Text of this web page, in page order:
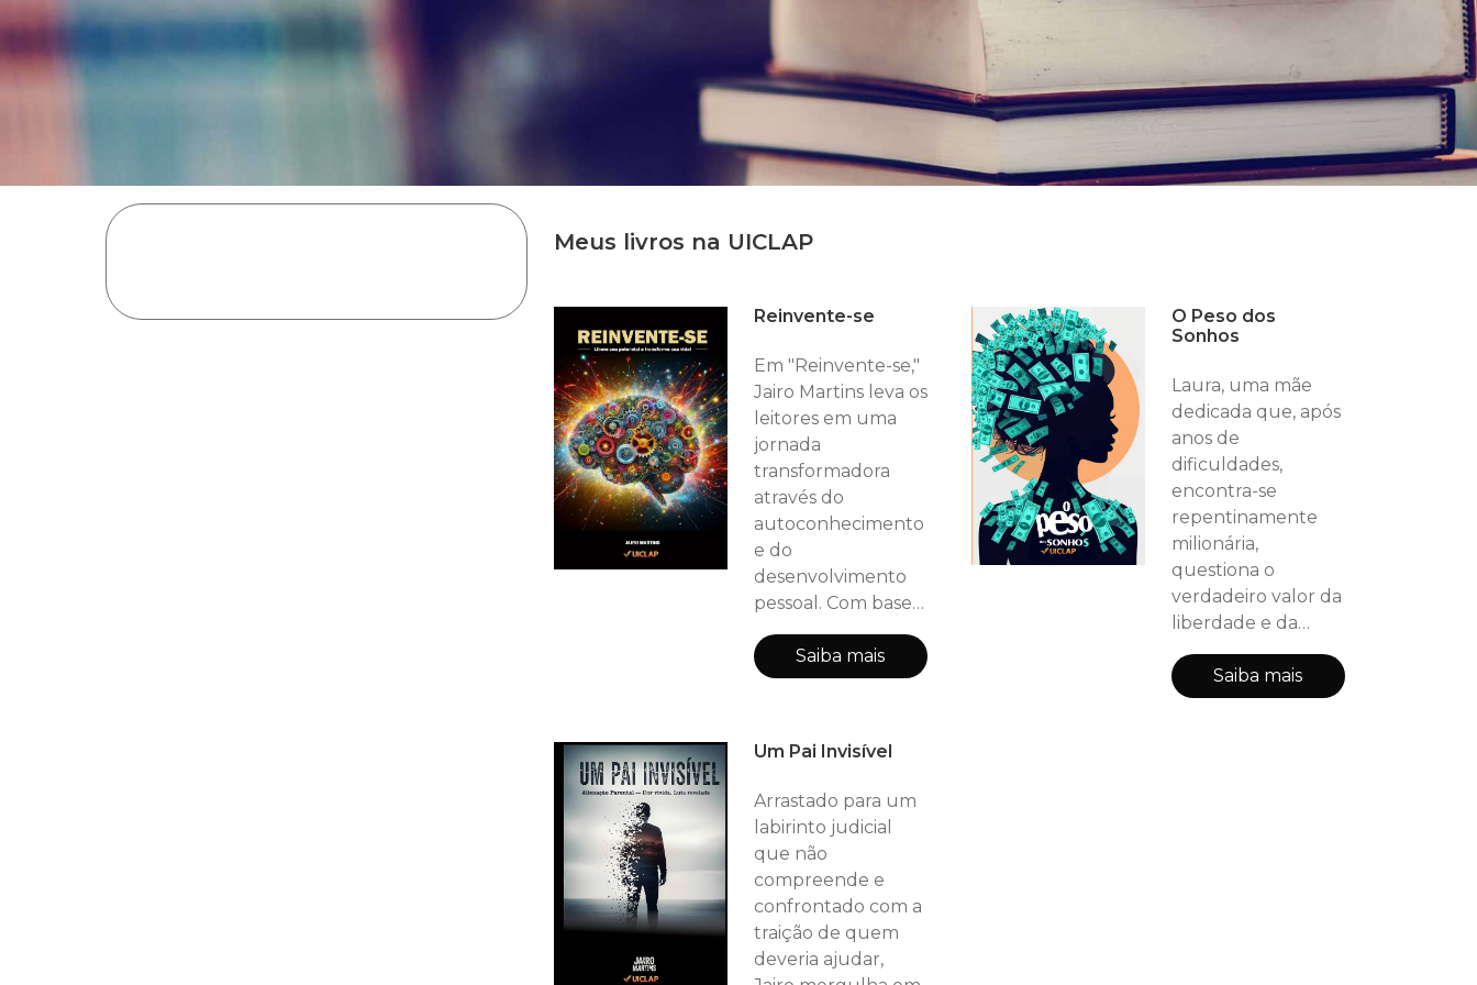
Meus livros na UICLAP
Reinvente-se
Em "Reinvente-se,"
Jairo Martins leva os
leitores em uma
jornada
transformadora
através do
autoconhecimento
e do
desenvolvimento
pessoal. Com base
em suas extensas
experiências como
professor de inglês,
supermercado nos
Estados Unidos e
entusiasta
autodidata de
psicologia, Jairo
oferece uma
abordagem prática
e inspiradora para
quem deseja
Saiba mais
O Peso dos
Sonhos
Laura, uma mãe
dedicada que, após
anos de
dificuldades,
encontra-se
repentinamente
milionária,
questiona o
verdadeiro valor da
liberdade e da
independência.
Álvaro, um
empresário
Saiba mais
Um Pai Invisível
Arrastado para um
labirinto judicial
que não
compreende e
confrontado com a
traição de quem
deveria ajudar,